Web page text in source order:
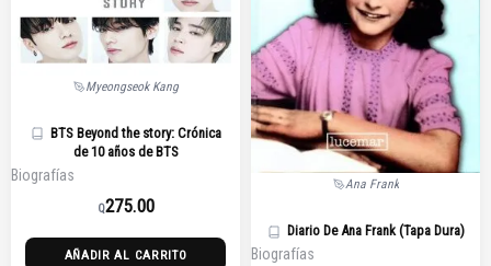
Myeongseok Kang
BTS Beyond the story: Crónica
de 10 años de BTS
Biografías
Q275.00
AÑADIR AL CARRITO
Ana Frank
Diario De Ana Frank (Tapa Dura)
Biografías